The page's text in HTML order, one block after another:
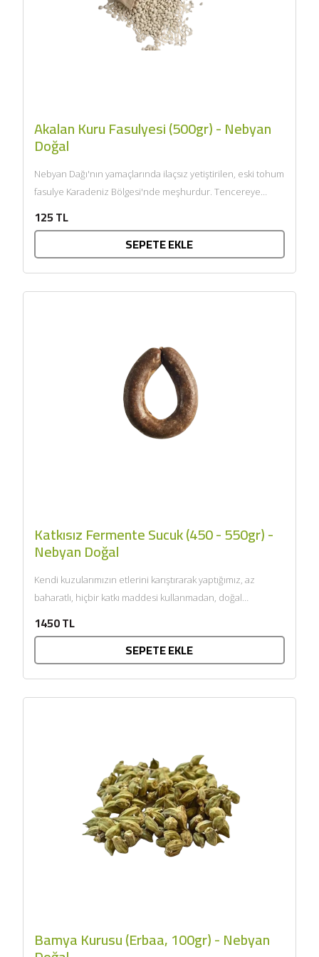
Akalan Kuru Fasulyesi (500gr) - Nebyan
Doğal
Nebyan Dağı'nın yamaçlarında ilaçsız yetiştirilen, eski tohum
fasulye Karadeniz Bölgesi'nde meşhurdur. Tencereye
125 TL
SEPETE EKLE
Katkısız Fermente Sucuk (450 - 550gr) -
Nebyan Doğal
Kendi kuzularımızın etlerini karıştırarak yaptığımız, az
baharatlı, hiçbir katkı maddesi kullanmadan, doğal
1450 TL
SEPETE EKLE
Bamya Kurusu (Erbaa, 100gr) - Nebyan